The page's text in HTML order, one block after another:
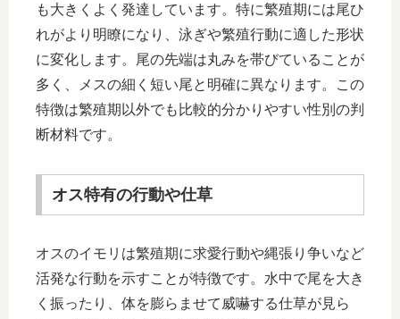
も大きくよく発達しています。特に繁殖期には尾ひ
れがより明瞭になり、泳ぎや繁殖行動に適した形状
に変化します。尾の先端は丸みを帯びていることが
多く、メスの細く短い尾と明確に異なります。この
特徴は繁殖期以外でも比較的分かりやすい性別の判
断材料です。
オス特有の行動や仕草
オスのイモリは繁殖期に求愛行動や縄張り争いなど
活発な行動を示すことが特徴です。水中で尾を大き
く振ったり、体を膨らませて威嚇する仕草が見ら